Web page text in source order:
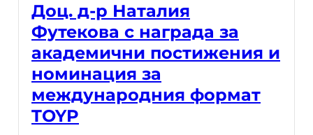
Доц. д-р Наталия
Футекова с награда за
академични постижения и
номинация за
международния формат
TOYP